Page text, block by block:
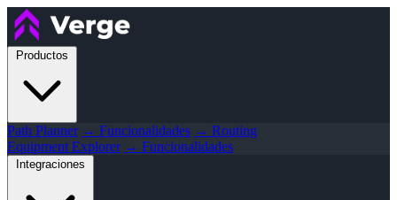
Productos
Path Planner → Funcionalidades → Routing
Equipment Explorer → Funcionalidades
Integraciones